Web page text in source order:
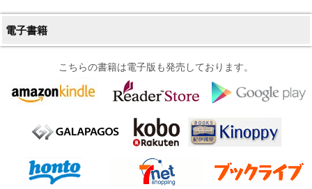
電子書籍
こちらの書籍は電子版も発売しております。